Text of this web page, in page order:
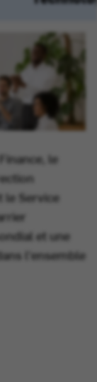
le
le Service
et une
l'ensemble